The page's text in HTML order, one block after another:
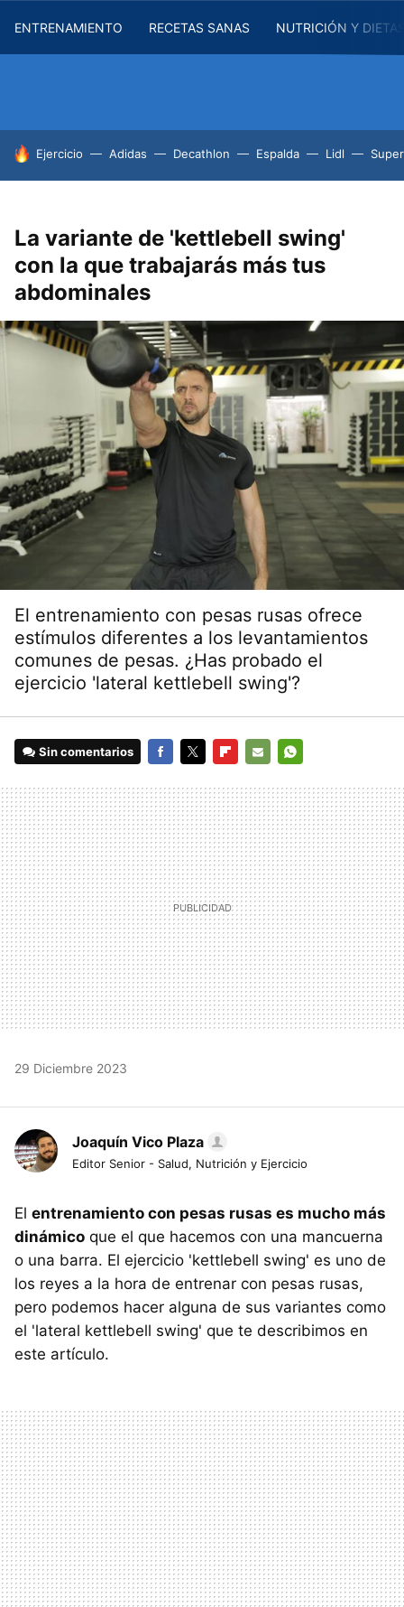
ENTRENAMIENTO RECETAS SANAS NUTRICIÓN Y
HOY SE HABLA DE
Ejercicio Adidas Decathlon Espalda Lidl
La variante de 'kettlebell swing'
con la que trabajarás más tus
abdominales
El entrenamiento con pesas rusas ofrece
estímulos diferentes a los levantamientos
comunes de pesas. ¿Has probado el
ejercicio 'lateral kettlebell swing'?
Sin comentarios
MAIL
29 Diciembre 2023
Joaquín Vico Plaza
Editor Senior - Salud, Nutrición y Ejercicio
El entrenamiento con pesas rusas es mucho más
dinámico que el que hacemos con una mancuerna
o una barra. El ejercicio 'kettlebell swing' es uno de
los reyes a la hora de entrenar con pesas rusas,
pero podemos hacer alguna de sus variantes como
el 'lateral kettlebell swing' que te describimos en
este artículo.